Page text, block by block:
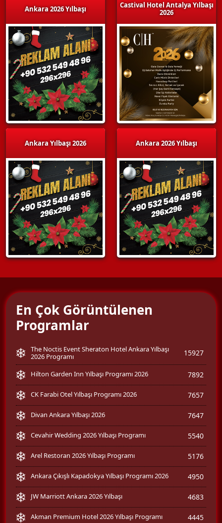
Ankara 2026 Yılbaşı
Ankara Yılbaşı 2026
Castival Hotel Antalya Yılbaşı
2026
Ankara 2026 Yılbaşı
En Çok Görüntülenen
Programlar
The Noctis Event Sheraton Hotel Ankara Yılbaşı
2026 Programı
15927
Hilton Garden Inn Yılbaşı Programı 2026 7892
CK Farabi Otel Yılbaşı Programı 2026 7657
Divan Ankara Yılbaşı 2026 7647
Cevahir Wedding 2026 Yılbaşı Programı 5540
Arel Restoran 2026 Yılbaşı Programı 5176
Ankara Çıkışlı Kapadokya Yılbaşı Programı 2026 4950
JW Marriott Ankara 2026 Yılbaşı 4683
Akman Premium Hotel 2026 Yılbaşı Programı 4445